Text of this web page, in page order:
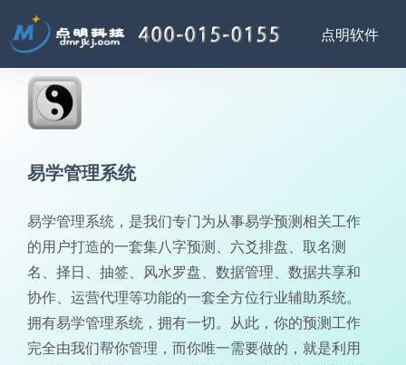
易学管理系统
易学管理系统，是我们专门为从事易学预测相关工作
的用户打造的一套集八字预测、六爻排盘、取名测
名、择日、抽签、风水罗盘、数据管理、数据共享和
协作、运营代理等功能的一套全方位行业辅助系统。
拥有易学管理系统，拥有一切。从此，你的预测工作
完全由我们帮你管理，而你唯一需要做的，就是利用